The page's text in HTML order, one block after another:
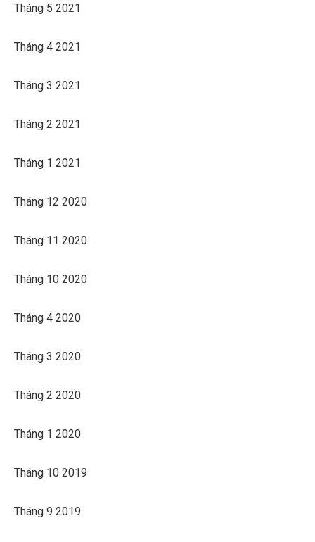
Tháng 5 2021
Tháng 4 2021
Tháng 3 2021
Tháng 2 2021
Tháng 1 2021
Tháng 12 2020
Tháng 11 2020
Tháng 10 2020
Tháng 4 2020
Tháng 3 2020
Tháng 2 2020
Tháng 1 2020
Tháng 10 2019
Tháng 9 2019